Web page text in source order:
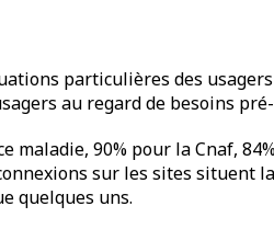
particulières des
au regard de besoins
maladie, 90% pour la Cnaf,
sur les sites situent
quelques uns.